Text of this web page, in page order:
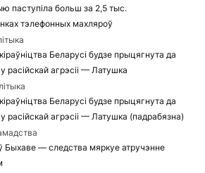
паступіла больш за 2,5 тыс.
тэлефонных махляроў
Беларусі будзе прыцягнута да
расійскай агрэсіі — Латушка
Беларусі будзе прыцягнута да
расійскай агрэсіі — Латушка (падрабязна)
Быхаве — следства мяркуе атручэнне